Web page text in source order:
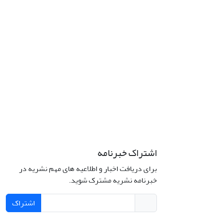
اشتراک خبرنامه
برای دریافت اخبار و اطلاعیه های مهم نشریه در
خبرنامه نشریه مشترک شوید.
اشتراک